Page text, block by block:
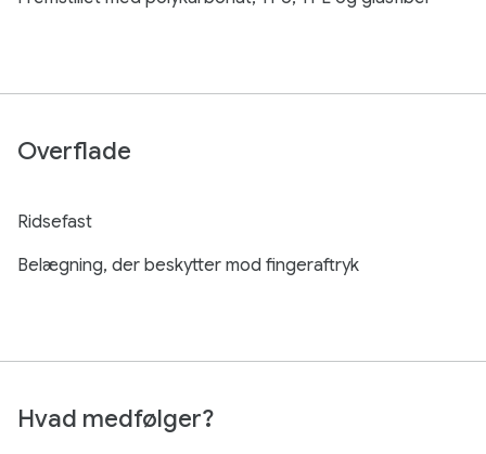
Overflade
Ridsefast
Belægning, der beskytter mod fingeraftryk
Hvad medfølger?